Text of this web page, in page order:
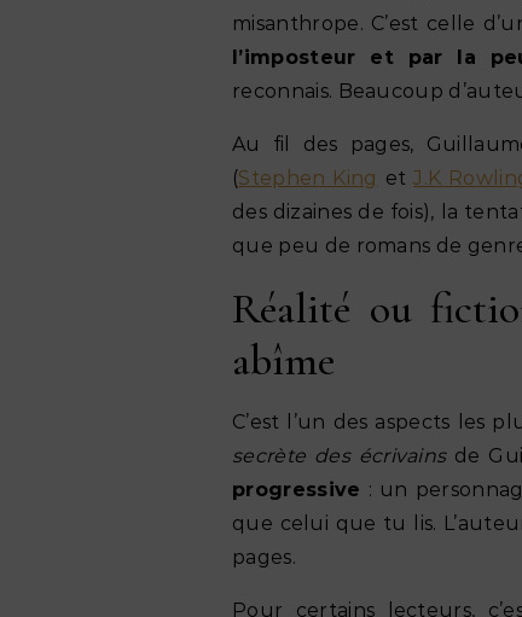
misanthrope. C’est celle
l’imposteur et par la
reconnais. Beaucoup
Au fil des pages,
(Stephen King etJ.K
des dizaines de fois), la
que peu de romans de
Réalité ou
abîme
C’est l’un des aspects les
secrète des écrivainsde
progressive : un
que celui que tu lis.
pages.
Pour certains lecteurs,